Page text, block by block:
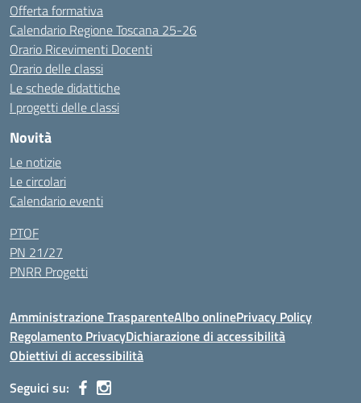
Offerta formativa
Calendario Regione Toscana 25-26
Orario Ricevimenti Docenti
Orario delle classi
Le schede didattiche
I progetti delle classi
Novità
Le notizie
Le circolari
Calendario eventi
PTOF
PN 21/27
PNRR Progetti
Amministrazione TrasparenteAlbo onlinePrivacy Policy
Regolamento PrivacyDichiarazione di accessibilità
Obiettivi di accessibilità
Seguici su: